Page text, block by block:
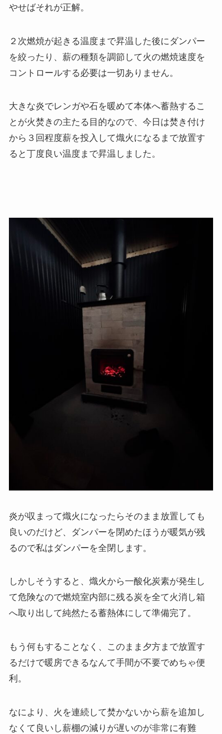
やせばそれが正解。
２次燃焼が起きる温度まで昇温した後にダンパー
を絞ったり、薪の種類を調節して火の燃焼速度を
コントロールする必要は一切ありません。
大きな炎でレンガや石を暖めて本体へ蓄熱するこ
とが火焚きの主たる目的なので、今日は焚き付け
から３回程度薪を投入して熾火になるまで放置す
ると丁度良い温度まで昇温しました。
炎が収まって熾火になったらそのまま放置しても
良いのだけど、ダンパーを閉めたほうが暖気が残
るので私はダンパーを全閉します。
しかしそうすると、熾火から一酸化炭素が発生し
て危険なので燃焼室内部に残る炭を全て火消し箱
へ取り出して純然たる蓄熱体にして準備完了。
もう何もすることなく、このまま夕方まで放置す
るだけで暖房できるなんて手間が不要でめちゃ便
利。
なにより、火を連続して焚かないから薪を追加し
なくて良いし薪棚の減りが遅いのが非常に有難